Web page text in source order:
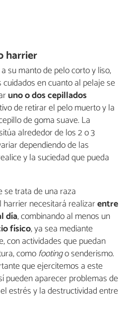
harrier
su manto de pelo corto y liso,
en cuanto al pelaje se
uno o dos cepillados
de retirar el pelo muerto y la
de goma suave. La
alrededor de los 2 o 3
dependiendo de las
y la suciedad que pueda
se trata de una raza
necesitará realizarentre
día, combinando al menos un
físico, ya sea mediante
con actividades que puedan
comofootingo senderismo.
que ejercitemos a este
pueden aparecer problemas de
estrés y la destructividad entre